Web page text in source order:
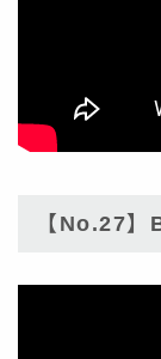
【No.27